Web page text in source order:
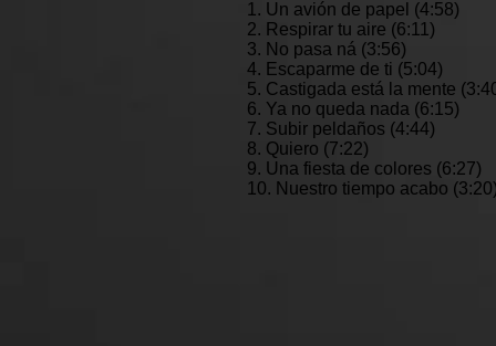
1. Un avión de papel (4:58)
2. Respirar tu aire (6:11)
3. No pasa ná (3:56)
4. Escaparme de ti (5:04)
5. Castigada está la mente
6. Ya no queda nada (6:15)
7. Subir peldaños (4:44)
8. Quiero (7:22)
9. Una fiesta de colores (6:27)
10. Nuestro tiempo acabo